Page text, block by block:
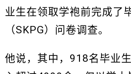
业生在领取学袍前完成了
（SKPG）问卷调查。
他说，其中，918名毕业